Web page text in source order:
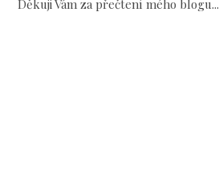
Děkuji Vám za přečtení mého blogu...